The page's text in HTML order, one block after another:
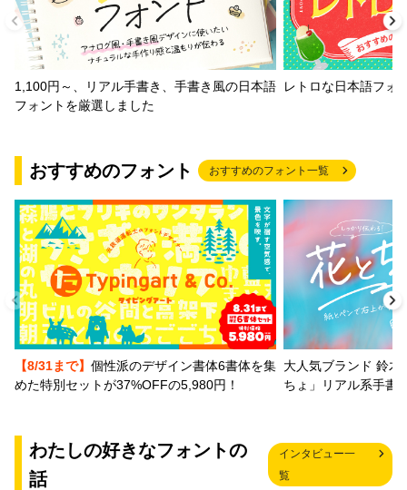
1,100円～、リアル手書き、手書き風の日本語
フォントを厳選しました
レトロな日本語フォ
おすすめのフォント おすすめのフォント一覧
【8/31まで】 個性派のデザイン書体6書体を集
めた特別セットが37%OFFの5,980円！
大人気ブランド 鈴木
ちょ」リアル系手書
わたしの好きなフォントの
話
インタビュー一
覧